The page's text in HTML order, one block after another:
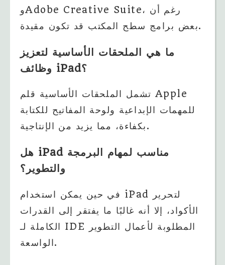
وAdobe Creative Suite، رغم أن
بعض برامج سطح المكتب قد تكون مقيدة.
ما هي الملحقات الأساسية لتعزيز
وظائف iPad؟
تشمل الملحقات الأساسية قلم Apple
للمهمات الإبداعية ولوحة المفاتيح للكتابة
بكفاءة، مما يزيد من الإنتاجية.
هل iPad مناسب لمهام البرمجة
والتطوير؟
في حين يمكن استخدام iPad لتحرير
الأكواد، إلا أنه غالبًا ما يفتقر إلى القدرات
الكاملة لـ IDE المطلوبة لأعمال التطوير
الواسعة.